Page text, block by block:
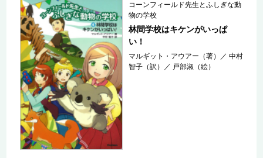
コーンフィールド先生とふしぎな動
物の学校
林間学校はキケンがいっぱ
い！
マルギット・アウアー（著） ／中村
智子（訳）
／ 戸部淑（絵）